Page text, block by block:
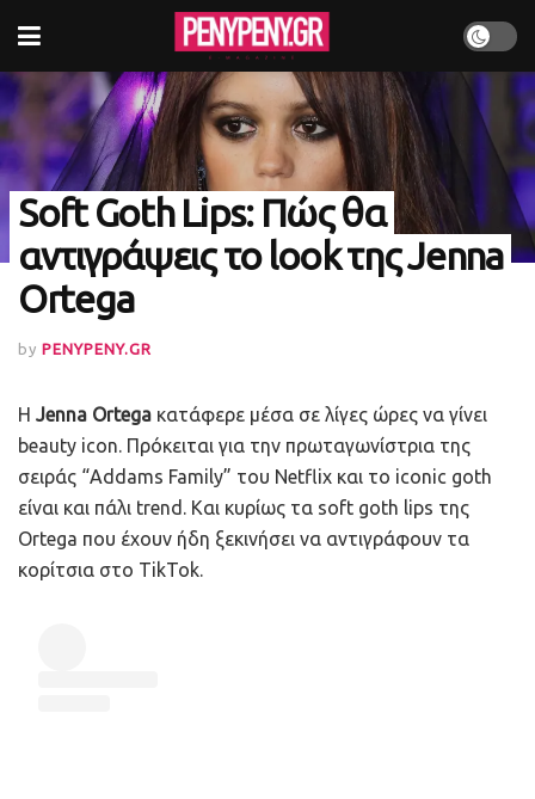
Soft Goth Lips: Πώς θα
αντιγράψεις το look της Jenna
Ortega
by PENYPENY.GR
Η Jenna Ortega κατάφερε μέσα σε λίγες ώρες να γίνει
beauty icon. Πρόκειται για την πρωταγωνίστρια της
σειράς “Addams Family” του Netflix και το iconic goth
είναι και πάλι trend. Και κυρίως τα soft goth lips της
Ortega που έχουν ήδη ξεκινήσει να αντιγράφουν τα
κορίτσια στο TikTok.